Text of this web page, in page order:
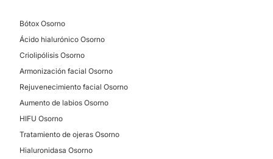
Bótox Osorno
Ácido hialurónico Osorno
Criolipólisis Osorno
Armonización facial Osorno
Rejuvenecimiento facial Osorno
Aumento de labios Osorno
HIFU Osorno
Tratamiento de ojeras Osorno
Hialuronidasa Osorno